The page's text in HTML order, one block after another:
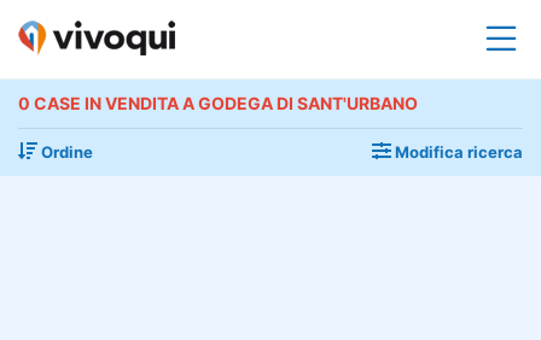
0 CASE IN VENDITA A GODEGA DI SANT'URBANO
Ordine Modifica ricerca